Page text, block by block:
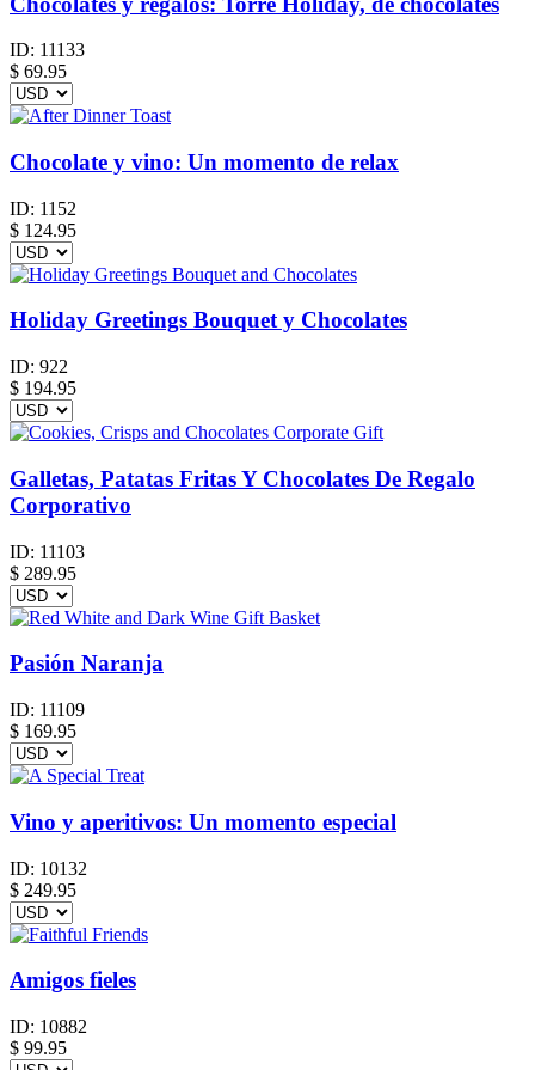
ID: 11133
$ 69.95
Chocolate y vino: Un momento de relax
ID: 1152
$ 124.95
Holiday Greetings Bouquet y Chocolates
ID: 922
$ 194.95
Galletas, Patatas Fritas Y Chocolates De Regalo
Corporativo
ID: 11103
$ 289.95
Pasión Naranja
ID: 11109
$ 169.95
Vino y aperitivos: Un momento especial
ID: 10132
$ 249.95
Amigos fieles
ID: 10882
$ 99.95